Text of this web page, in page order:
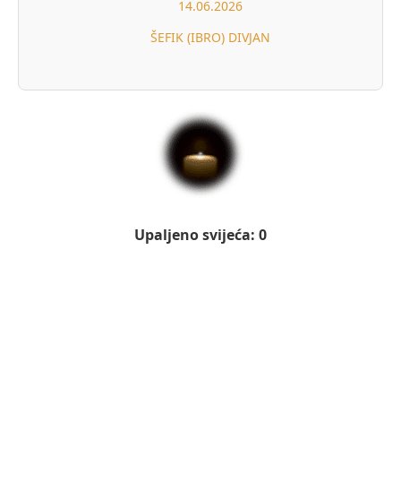
14.06.2026
ŠEFIK (IBRO) DIVJAN
Upaljeno svijeća: 0